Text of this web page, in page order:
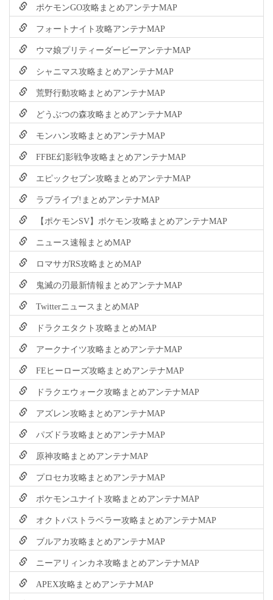
ポケモンGO攻略まとめアンテナMAP
フォートナイト攻略アンテナMAP
ウマ娘プリティーダービーアンテナMAP
シャニマス攻略まとめアンテナMAP
荒野行動攻略まとめアンテナMAP
どうぶつの森攻略まとめアンテナMAP
モンハン攻略まとめアンテナMAP
FFBE幻影戦争攻略まとめアンテナMAP
エピックセブン攻略まとめアンテナMAP
ラブライブ!まとめアンテナMAP
【ポケモンSV】ポケモン攻略まとめアンテナMAP
ニュース速報まとめMAP
ロマサガRS攻略まとめMAP
鬼滅の刃最新情報まとめアンテナMAP
TwitterニュースまとめMAP
ドラクエタクト攻略まとめMAP
アークナイツ攻略まとめアンテナMAP
FEヒーローズ攻略まとめアンテナMAP
ドラクエウォーク攻略まとめアンテナMAP
アズレン攻略まとめアンテナMAP
パズドラ攻略まとめアンテナMAP
原神攻略まとめアンテナMAP
プロセカ攻略まとめアンテナMAP
ポケモンユナイト攻略まとめアンテナMAP
オクトパストラベラー攻略まとめアンテナMAP
ブルアカ攻略まとめアンテナMAP
ニーアリィンカネ攻略まとめアンテナMAP
APEX攻略まとめアンテナMAP